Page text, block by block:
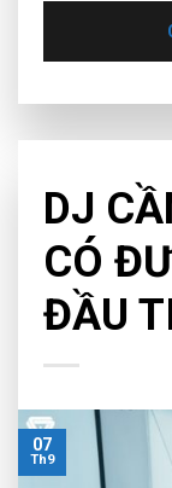
DJ
CÓ
ĐẦU
07
Th9